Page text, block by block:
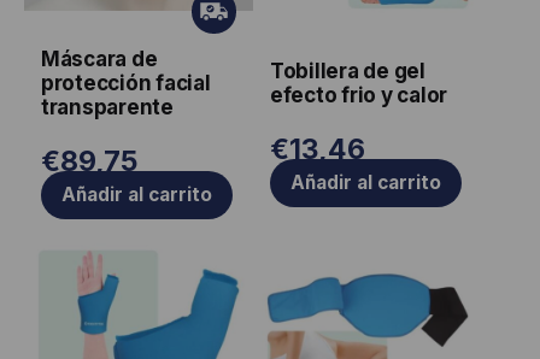
Máscara de
protección facial
transparente
Gr
ati
€89,75
Añadir al carrito
Tobillera de gel
efecto frio y calor
€13,46
Añadir al carrito